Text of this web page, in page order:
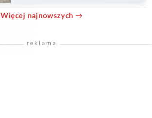
Więcej najnowszych →
reklama